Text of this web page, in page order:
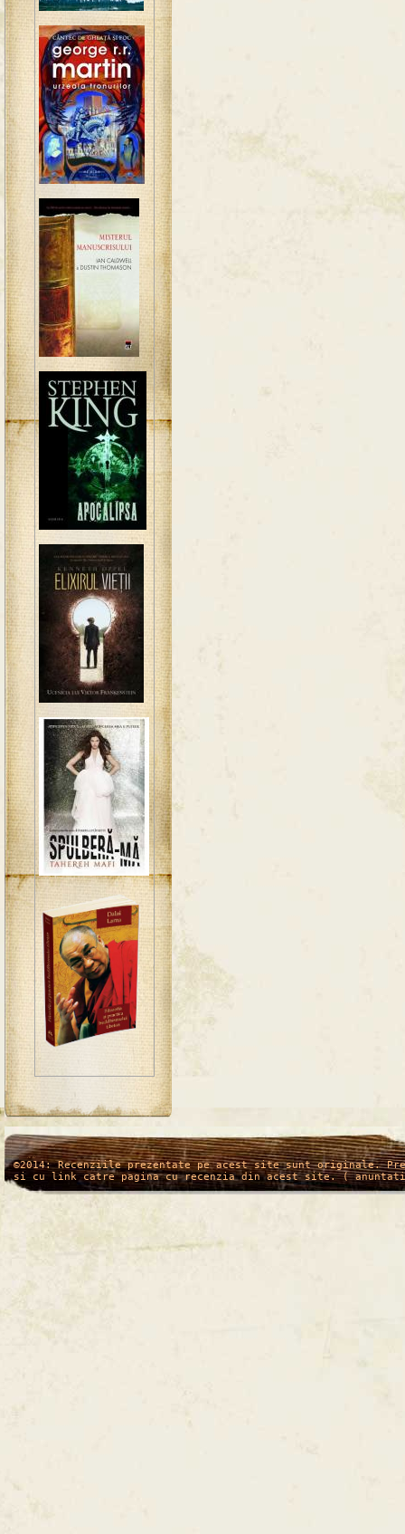
/* */
©2014: Recenziile prezentate pe acest site sunt originale.
si cu link catre pagina cu recenzia din acest site. (